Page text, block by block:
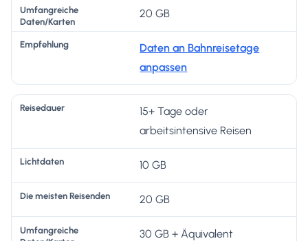
20 GB
Daten an Bahnreisetage
anpassen
15+ Tage oder
arbeitsintensive Reisen
10 GB
20 GB
30 GB + Äquivalent